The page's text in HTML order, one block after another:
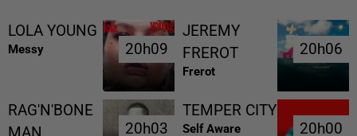
LOLA YOUNG
Messy 20h09
20h09
JEREMY
FREROT
Frerot
20h06
20h06
RAG'N'BONE
20h03
20h03
TEMPER CITY
Self Aware 20h00
20h00